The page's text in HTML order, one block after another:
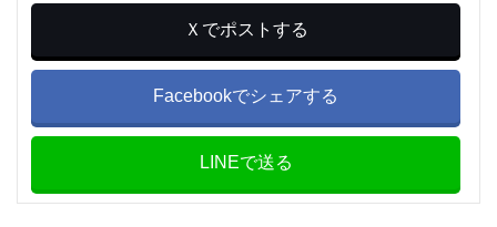
Ｘでポストする
Facebookでシェアする
LINEで送る